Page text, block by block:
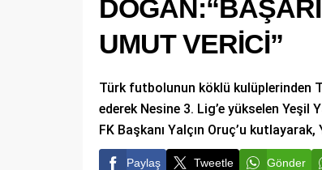
UMUT VERİCİ”
Türk futbolunun köklü kulüplerinden
ederek Nesine 3. Lig’e yükselen
FK Başkanı Yalçın Oruç’u
Paylaş Tweetle Gönder